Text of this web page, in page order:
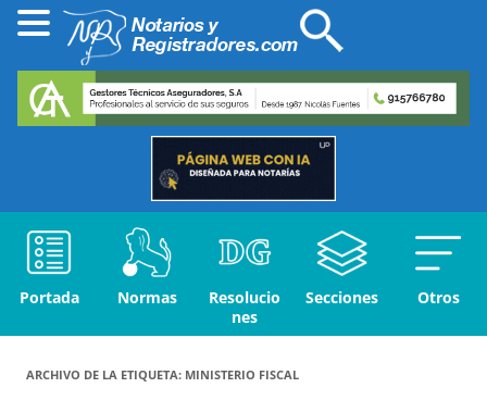
Portada Normas
Resolucio
nes
Secciones Otros
ARCHIVO DE LA ETIQUETA: MINISTERIO FISCAL